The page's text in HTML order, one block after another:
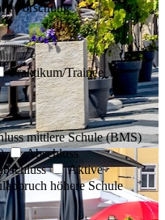
Forschung
Praktikum/Trainee
mittlere Schule (BMS)
Abschluss
Aktive
höhere Schule